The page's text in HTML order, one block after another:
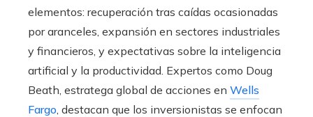
elementos: recuperación tras caídas ocasionadas
por aranceles, expansión en sectores industriales
y financieros, y expectativas sobre la inteligencia
artificial y la productividad. Expertos como Doug
Beath, estratega global de acciones en Wells
Fargo, destacan que los inversionistas se enfocan